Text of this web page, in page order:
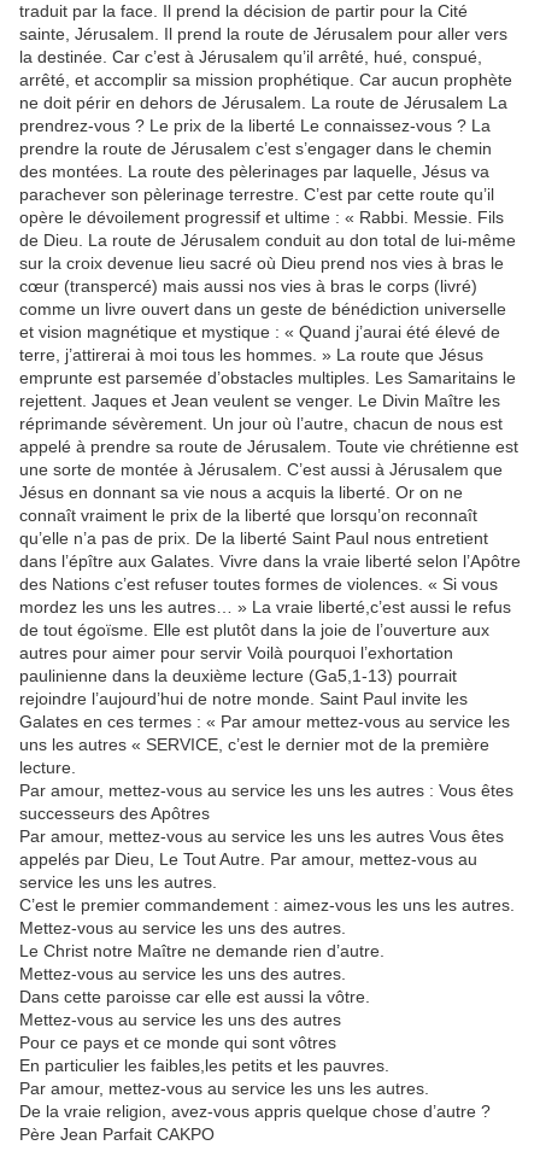
traduit par la face. Il prend la décision de partir pour la Cité
sainte, Jérusalem. Il prend la route de Jérusalem pour aller vers
la destinée. Car c’est à Jérusalem qu’il arrêté, hué, conspué,
arrêté, et accomplir sa mission prophétique. Car aucun prophète
ne doit périr en dehors de Jérusalem. La route de Jérusalem La
prendrez-vous ? Le prix de la liberté Le connaissez-vous ? La
prendre la route de Jérusalem c’est s’engager dans le chemin
des montées. La route des pèlerinages par laquelle, Jésus va
parachever son pèlerinage terrestre. C’est par cette route qu’il
opère le dévoilement progressif et ultime : « Rabbi. Messie. Fils
de Dieu. La route de Jérusalem conduit au don total de lui-même
sur la croix devenue lieu sacré où Dieu prend nos vies à bras le
cœur (transpercé) mais aussi nos vies à bras le corps (livré)
comme un livre ouvert dans un geste de bénédiction universelle
et vision magnétique et mystique : « Quand j’aurai été élevé de
terre, j’attirerai à moi tous les hommes. » La route que Jésus
emprunte est parsemée d’obstacles multiples. Les Samaritains le
rejettent. Jaques et Jean veulent se venger. Le Divin Maître les
réprimande sévèrement. Un jour où l’autre, chacun de nous est
appelé à prendre sa route de Jérusalem. Toute vie chrétienne est
une sorte de montée à Jérusalem. C’est aussi à Jérusalem que
Jésus en donnant sa vie nous a acquis la liberté. Or on ne
connaît vraiment le prix de la liberté que lorsqu’on reconnaît
qu’elle n’a pas de prix. De la liberté Saint Paul nous entretient
dans l’épître aux Galates. Vivre dans la vraie liberté selon l’Apôtre
des Nations c’est refuser toutes formes de violences. « Si vous
mordez les uns les autres… » La vraie liberté,c’est aussi le refus
de tout égoïsme. Elle est plutôt dans la joie de l’ouverture aux
autres pour aimer pour servir Voilà pourquoi l’exhortation
paulinienne dans la deuxième lecture (Ga5,1-13) pourrait
rejoindre l’aujourd’hui de notre monde. Saint Paul invite les
Galates en ces termes : « Par amour mettez-vous au service les
uns les autres « SERVICE, c’est le dernier mot de la première
lecture.
Par amour, mettez-vous au service les uns les autres : Vous êtes
successeurs des Apôtres
Par amour, mettez-vous au service les uns les autres Vous êtes
appelés par Dieu, Le Tout Autre. Par amour, mettez-vous au
service les uns les autres.
C’est le premier commandement : aimez-vous les uns les autres.
Mettez-vous au service les uns des autres.
Le Christ notre Maître ne demande rien d’autre.
Mettez-vous au service les uns des autres.
Dans cette paroisse car elle est aussi la vôtre.
Mettez-vous au service les uns des autres
Pour ce pays et ce monde qui sont vôtres
En particulier les faibles,les petits et les pauvres.
Par amour, mettez-vous au service les uns les autres.
De la vraie religion, avez-vous appris quelque chose d’autre ?
Père Jean Parfait CAKPO